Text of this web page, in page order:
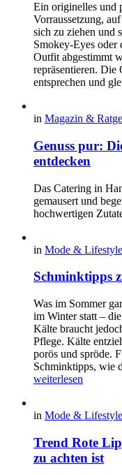
Ein originelles und
Vorraussetzung,
sich zu ziehen und
Smokey-Eyes oder
Outfit abgestimmt
repräsentieren. Die
entsprechen und
in Magazin &
Genuss pur:
entdecken
Das Catering in
gemausert und
hochwertigen
in Mode & Lifestyle
Schminktipps
Was im Sommer
im Winter statt –
Kälte braucht
Pflege. Kälte
porös und spröde.
Schminktipps, wie
weiterlesen
in Mode & Lifestyle
Trend Rote
zu achten ist